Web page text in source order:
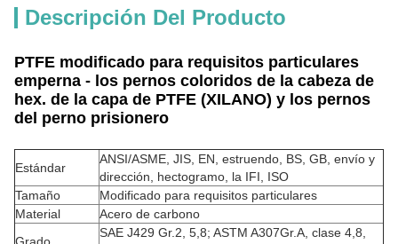
Descripción Del Producto
PTFE modificado para requisitos particulares
emperna - los pernos coloridos de la cabeza de
hex. de la capa de PTFE (XILANO) y los pernos
del perno prisionero
Estándar
ANSI/ASME, JIS, EN, estruendo, BS, GB, envío y
dirección, hectogramo, la IFI, ISO
Tamaño
Modificado para requisitos particulares
Material
Acero de carbono
SAE J429 Gr.2, 5,8; ASTM A307Gr.A, clase 4,8,